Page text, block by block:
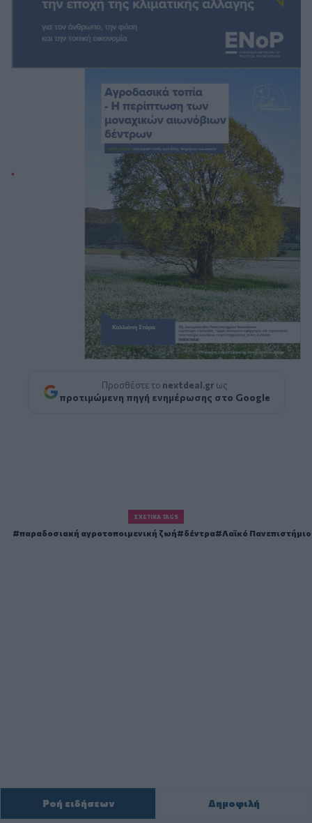
Προσθέστε το nextdeal.gr ως
προτιμώμενη πηγή ενημέρωσης στο Google
ΣΧΕΤΙΚΆ TAGS
παραδοσιακή αγροτοποιμενική ζωή δέντρα Λαϊκό Πανεπιστήμιο
Ροή ειδήσεων Δημοφιλή